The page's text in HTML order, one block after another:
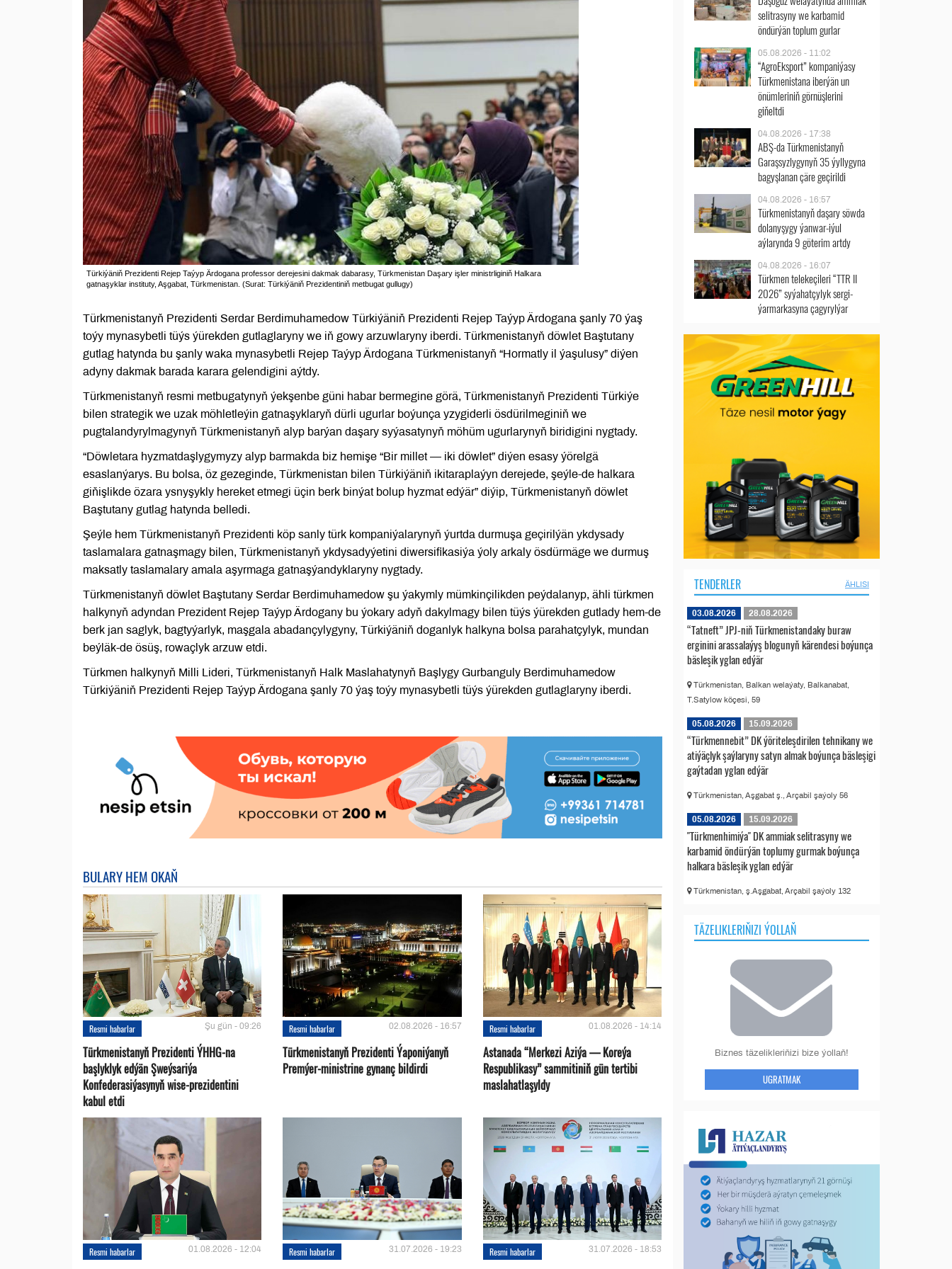
Türkiýäniň Prezidenti Rejep Taýyp Ärdogana professor derejesini dakmak dabarasy, Türkmenistan Daşary işler ministrliginiň Halkara
gatnaşyklar instituty, Aşgabat, Türkmenistan. (Surat: Türkiýäniň Prezidentiniň metbugat gullugy)
Türkmenistanyň Prezidenti Serdar Berdimuhamedow Türkiýäniň Prezidenti Rejep Taýyp Ärdogana şanly 70 ýaş
toýy mynasybetli tüýs ýürekden gutlaglaryny we iň gowy arzuwlaryny iberdi. Türkmenistanyň döwlet Baştutany
gutlag hatynda bu şanly waka mynasybetli Rejep Taýyp Ärdogana Türkmenistanyň “Hormatly il ýaşulusy” diýen
adyny dakmak barada karara gelendigini aýtdy.
Türkmenistanyň resmi metbugatynyň ýekşenbe güni habar bermegine görä, Türkmenistanyň Prezidenti Türkiýe
bilen strategik we uzak möhletleýin gatnaşyklaryň dürli ugurlar boýunça yzygiderli ösdürilmeginiň we
pugtalandyrylmagynyň Türkmenistanyň alyp barýan daşary syýasatynyň möhüm ugurlarynyň biridigini nygtady.
“Döwletara hyzmatdaşlygymyzy alyp barmakda biz hemişe “Bir millet — iki döwlet” diýen esasy ýörelgä
esaslanýarys. Bu bolsa, öz gezeginde, Türkmenistan bilen Türkiýäniň ikitaraplaýyn derejede, şeýle-de halkara
giňişlikde özara ysnyşykly hereket etmegi üçin berk binýat bolup hyzmat edýär” diýip, Türkmenistanyň döwlet
Baştutany gutlag hatynda belledi.
Şeýle hem Türkmenistanyň Prezidenti köp sanly türk kompaniýalarynyň ýurtda durmuşa geçirilýän ykdysady
taslamalara gatnaşmagy bilen, Türkmenistanyň ykdysadyýetini diwersifikasiýa ýoly arkaly ösdürmäge we durmuş
maksatly taslamalary amala aşyrmaga gatnaşýandyklaryny nygtady.
Türkmenistanyň döwlet Baştutany Serdar Berdimuhamedow şu ýakymly mümkinçilikden peýdalanyp, ähli türkmen
halkynyň adyndan Prezident Rejep Taýyp Ärdogany bu ýokary adyň dakylmagy bilen tüýs ýürekden gutlady hem-de
berk jan saglyk, bagtyýarlyk, maşgala abadançylygyny, Türkiýäniň doganlyk halkyna bolsa parahatçylyk, mundan
beýläk-de ösüş, rowaçlyk arzuw etdi.
Türkmen halkynyň Milli Lideri, Türkmenistanyň Halk Maslahatynyň Başlygy Gurbanguly Berdimuhamedow
Türkiýäniň Prezidenti Rejep Taýyp Ärdogana şanly 70 ýaş toýy mynasybetli tüýs ýürekden gutlaglaryny iberdi.
BULARY HEM OKAŇ
Resmi habarlar Şu gün - 09:26
Türkmenistanyň Prezidenti ÝHHG-na
başlyklyk edýän Şweýsariýa
Konfederasiýasynyň wise-prezidentini
kabul etdi
Resmi habarlar 02.08.2026 - 16:57
Türkmenistanyň Prezidenti Ýaponiýanyň
Premýer-ministrine gynanç bildirdi
Resmi habarlar 01.08.2026 - 14:14
Astanada “Merkezi Aziýa — Koreýa
Respublikasy” sammitiniň gün tertibi
maslahatlaşyldy
Resmi habarlar 01.08.2026 - 12:04 Resmi habarlar 31.07.2026 - 19:23 Resmi habarlar 31.07.2026 - 18:53
selitrasyny we karbamid
öndürýän toplum gurlar
05.08.2026 - 11:02
“AgroEksport” kompaniýasy
Türkmenistana iberýän un
önümleriniň görnüşlerini
giňeltdi
04.08.2026 - 17:38
ABŞ-da Türkmenistanyň
Garaşsyzlygynyň 35 ýyllygyna
bagyşlanan çäre geçirildi
04.08.2026 - 16:57
Türkmenistanyň daşary söwda
dolanyşygy ýanwar-iýul
aýlarynda 9 göterim artdy
04.08.2026 - 16:07
Türkmen telekeçileri “TTR II
2026” syýahatçylyk sergi-
ýarmarkasyna çagyrylýar
TENDERLER ÄHLISI
03.08.2026 28.08.2026
“Tatneft” JPJ-niň Türkmenistandaky buraw
erginini arassalaýyş blogunyň kärendesi boýunça
bäsleşik yglan edýär
Türkmenistan, Balkan welaýaty, Balkanabat,
T.Satylow köçesi, 59
05.08.2026 15.09.2026
“Türkmennebit” DK ýöriteleşdirilen tehnikany we
atiýäçlyk şaýlaryny satyn almak boýunça bäsleşigi
gaýtadan yglan edýär
Türkmenistan, Aşgabat ş., Arçabil şaýoly 56
05.08.2026 15.09.2026
"Türkmenhimiýa" DK ammiak selitrasyny we
karbamid öndürýän toplumy gurmak boýunça
halkara bäsleşik yglan edýär
Türkmenistan, ş.Aşgabat, Arçabil şaýoly 132
TÄZELIKLERIŇIZI ÝOLLAŇ
Biznes täzelikleriňizi bize ýollaň!
UGRATMAK